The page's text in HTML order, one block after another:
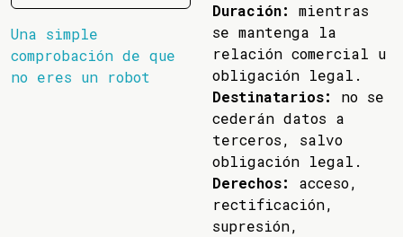
Una simple
comprobación de que
no eres un robot
Duración:
mientras
se mantenga la
relación comercial u
obligación legal.
Destinatarios:
no se
cederán datos a
terceros, salvo
obligación legal.
Derechos:
acceso,
rectificación,
supresión,